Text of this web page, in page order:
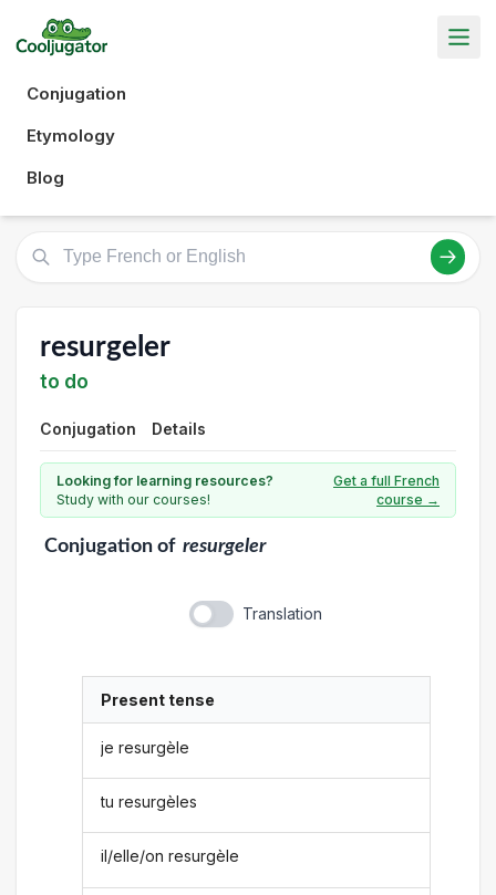
Conjugation
Etymology
Blog
resurgeler
to do
Conjugation Details
Looking for learning resources?
Study with our courses!
Get a full French
course →
Conjugationof resurgeler
Translation
Present tense
je resurgèle
tu resurgèles
il/elle/on resurgèle